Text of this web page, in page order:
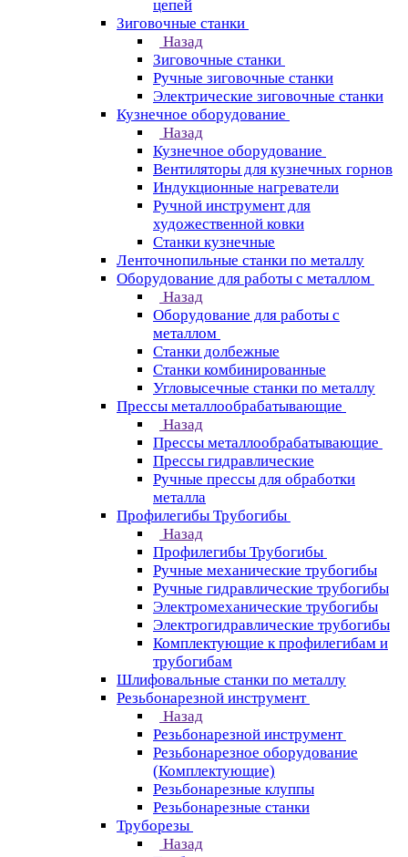
цепей
Зиговочные станки
Назад
Зиговочные станки
Ручные зиговочные станки
Электрические зиговочные станки
Кузнечное оборудование
Назад
Кузнечное оборудование
Вентиляторы для кузнечных горнов
Индукционные нагреватели
Ручной инструмент для
художественной ковки
Станки кузнечные
Ленточнопильные станки по металлу
Оборудование для работы с металлом
Назад
Оборудование для работы с
металлом
Станки долбежные
Станки комбинированные
Угловысечные станки по металлу
Прессы металлообрабатывающие
Назад
Прессы металлообрабатывающие
Прессы гидравлические
Ручные прессы для обработки
металла
Профилегибы Трубогибы
Назад
Профилегибы Трубогибы
Ручные механические трубогибы
Ручные гидравлические трубогибы
Электромеханические трубогибы
Электрогидравлические трубогибы
Комплектующие к профилегибам и
трубогибам
Шлифовальные станки по металлу
Резьбонарезной инструмент
Назад
Резьбонарезной инструмент
Резьбонарезное оборудование
(Комплектующие)
Резьбонарезные клуппы
Резьбонарезные станки
Труборезы
Назад